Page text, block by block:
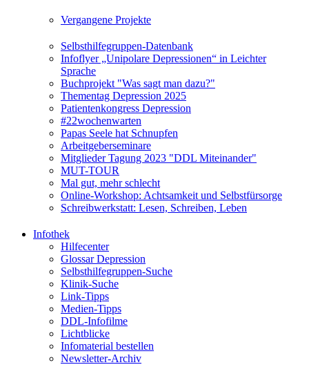
Vergangene Projekte
Selbsthilfegruppen-Datenbank
Infoflyer „Unipolare Depressionen“ in Leichter
Sprache
Buchprojekt "Was sagt man dazu?"
Thementag Depression 2025
Patientenkongress Depression
#22wochenwarten
Papas Seele hat Schnupfen
Arbeitgeberseminare
Mitglieder Tagung 2023 "DDL Miteinander"
MUT-TOUR
Mal gut, mehr schlecht
Online-Workshop: Achtsamkeit und Selbstfürsorge
Schreibwerkstatt: Lesen, Schreiben, Leben
Infothek
Hilfecenter
Glossar Depression
Selbsthilfegruppen-Suche
Klinik-Suche
Link-Tipps
Medien-Tipps
DDL-Infofilme
Lichtblicke
Infomaterial bestellen
Newsletter-Archiv